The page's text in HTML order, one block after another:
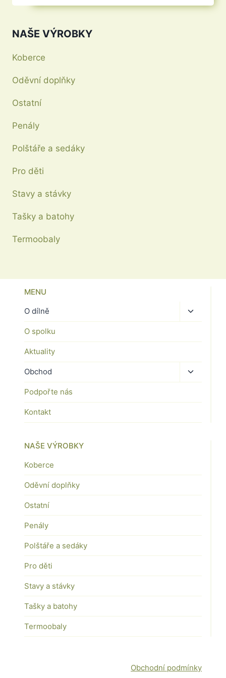
má
více
variant.
lze
na
stránce
NAŠE VÝROBKY
Koberce
Oděvní doplňky
Ostatní
Penály
Polštáře a sedáky
Pro děti
Stavy a stávky
Tašky a batohy
Termoobaly
MENU
O dílně
Toggle
child
O spolku
Aktuality
Obchod
Toggle
child
Podpořte nás
Kontakt
NAŠE VÝROBKY
Koberce
Oděvní doplňky
Ostatní
Penály
Polštáře a sedáky
Pro děti
Stavy a stávky
Tašky a batohy
Termoobaly
Obchodní podmínky